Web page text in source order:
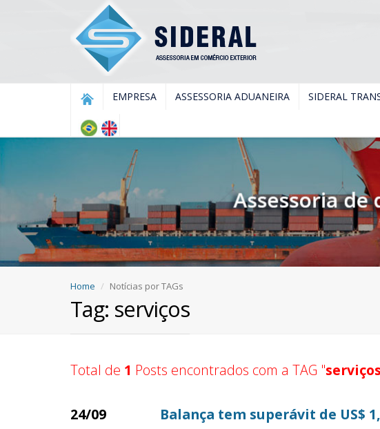
EMPRESA ASSESSORIA ADUANEIRA SIDERAL
Home Notícias por TAGs
Tag: serviços
Total de 1 Posts encontrados com a TAG "serviços
24/09 Balança tem superávit de US$